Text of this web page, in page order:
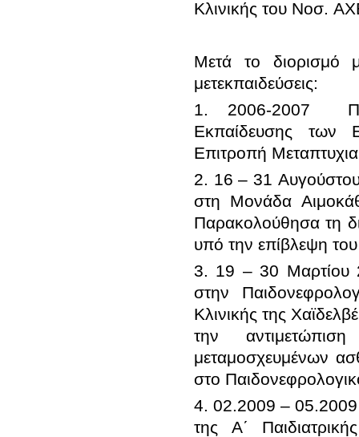
Μετά το διορισμό
1. 2006-2007
Εκπαίδευσης των
2. 16 – 31
στη Μονάδα
Παρακολούθησα τη
3. 19 – 30 Μαρτίου
στην
Κλινικής της
την
μεταμοσχευμένων
4. 02.2009 –
της Α΄